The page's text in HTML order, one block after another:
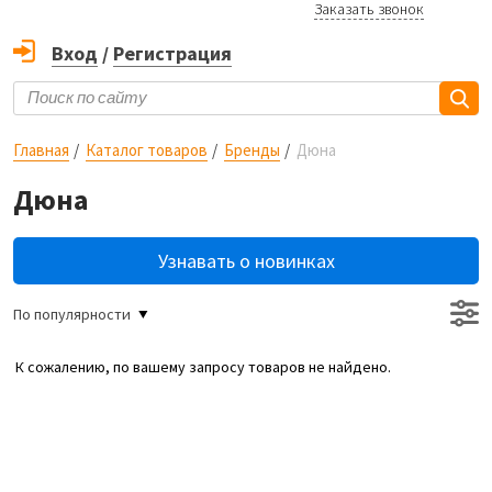
Заказать звонок
Вход / Регистрация
Главная Каталог товаров Бренды Дюна
Дюна
Узнавать о новинках
По популярности
К сожалению, по вашему запросу товаров не найдено.